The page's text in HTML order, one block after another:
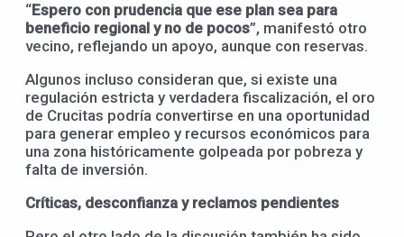
“Espero con prudencia que ese plan sea para
beneficio regional y no de pocos”, manifestó otro
vecino, reflejando un apoyo, aunque con reservas.
Algunos incluso consideran que, si existe una
regulación estricta y verdadera fiscalización, el oro
de Crucitas podría convertirse en una oportunidad
para generar empleo y recursos económicos para
una zona históricamente golpeada por pobreza y
falta de inversión.
Críticas, desconfianza y reclamos pendientes